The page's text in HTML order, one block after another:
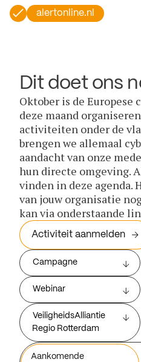
alertonline.nl
Dit doet ons
Oktober is de Europese
deze maand
activiteiten onder de
brengen we allemaal
aandacht van onze
hun directe omgeving.
vinden in deze agenda.
van jouw organisatie
kan via onderstaande
Activiteit aanmelden
Campagne
Webinar
VeiligheidsAlliantie
Regio Rotterdam
Aankomende